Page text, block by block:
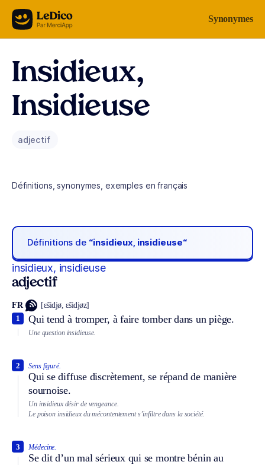
Aller au contenu Synonymes
Insidieux,
Insidieuse
adjectif
Définitions, synonymes, exemples en français
Définitions de “insidieux, insidieuse“
insidieux, insidieuse
adjectif
FR [ɛ̃sidjø, ɛ̃sidjøz]
Qui tend à tromper, à faire tomber dans un piège.
1
Une question insidieuse.
Sens figuré.
Qui se diffuse discrètement, se répand de manière
sournoise.
2
Un insidieux désir de vengeance.
Le poison insidieux du mécontentement s’infiltre dans la société.
Médecine.
Se dit d’un mal sérieux qui se montre bénin au
3